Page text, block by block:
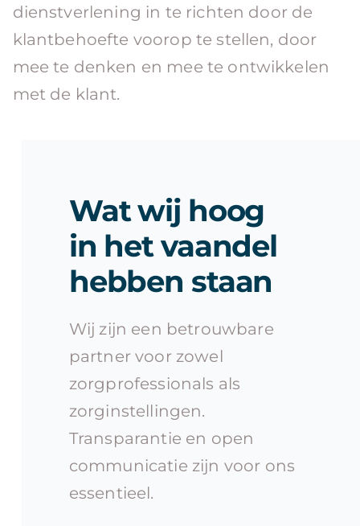
dienstverlening in te richten door de
klantbehoefte voorop te stellen, door
mee te denken en mee te ontwikkelen
met de klant.
Wat wij hoog
in het vaandel
hebben staan
Wij zijn een betrouwbare
partner voor zowel
zorgprofessionals als
zorginstellingen.
Transparantie en open
communicatie zijn voor ons
essentieel.